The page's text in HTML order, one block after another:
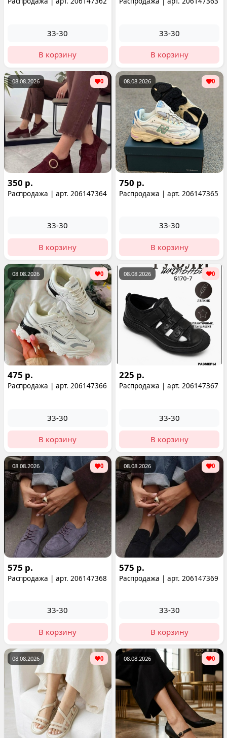
33-30
В корзину
33-30
В корзину
08.08.2026 0
350 р.
Распродажа | арт. 206147364
33-30
В корзину
08.08.2026 0
750 р.
Распродажа | арт. 206147365
33-30
В корзину
08.08.2026 0
475 р.
Распродажа | арт. 206147366
33-30
В корзину
08.08.2026 0
225 р.
Распродажа | арт. 206147367
33-30
В корзину
08.08.2026 0
575 р.
Распродажа | арт. 206147368
33-30
В корзину
08.08.2026 0
575 р.
Распродажа | арт. 206147369
33-30
В корзину
08.08.2026 0 08.08.2026 0